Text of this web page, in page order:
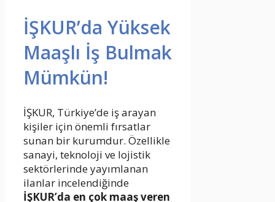
İŞKUR’da Yüksek
Maaşlı İş Bulmak
Mümkün!
İŞKUR, Türkiye’de iş arayan
kişiler için önemli fırsatlar
sunan bir kurumdur. Özellikle
sanayi, teknoloji ve lojistik
sektörlerinde yayımlanan
ilanlar incelendiğinde
İŞKUR’da en çok maaş veren